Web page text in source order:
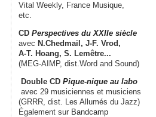
Vital Weekly, France Musique,
etc.
CD Perspectives du XXIIe siècle
avec N.Chedmail, J-F. Vrod,
A-T. Hoang, S. Lemêtre...
(MEG-AIMP, dist.Word and Sound)
Double CD Pique-nique au labo
avec 29 musiciennes et musiciens
(GRRR, dist. Les Allumés du Jazz)
Également sur Bandcamp